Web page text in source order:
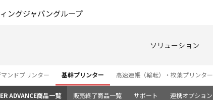
ングジャパングループ
ソリューション
ンドプリンター 基幹プリンター 高速連帳（輪転）・枚葉プリンター
ADVANCE商品一覧 販売終了商品一覧 サポート 連携オプション